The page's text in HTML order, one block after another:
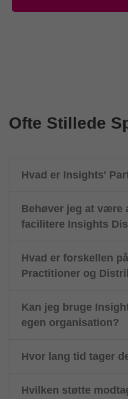
Ofte Stillede
Hvad er Insights'
Behøver jeg at være
facilitere Insights
Hvad er forskellen
Practitioner og
Kan jeg bruge
egen organisation?
Hvor lang tid tager
Hvilken støtte